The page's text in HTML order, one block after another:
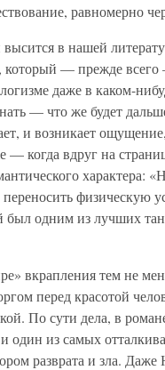
равномерно
в нашей
— прежде всего
даже в каком-
— что же будет
и возникает
— когда вдруг на
характера:
физическую
одним из лучших
вкрапления тем не
перед красотой
По сути дела, в
один из самых
разврата и зла. Даже